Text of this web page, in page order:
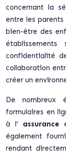
concernant la
entre les parents
bien-être des
confidentialité
collaboration
créer un
De nombreux
formulaires en
à l’ assurance
également
rendant